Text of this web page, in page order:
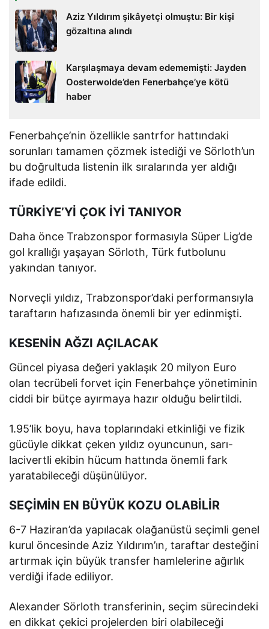
Aziz Yıldırım şikâyetçi olmuştu: Bir kişi
gözaltına alındı
Karşılaşmaya devam edememişti: Jayden
Oosterwolde’den Fenerbahçe’ye kötü
haber
Fenerbahçe’nin özellikle santrfor hattındaki
sorunları tamamen çözmek istediği ve Sörloth’un
bu doğrultuda listenin ilk sıralarında yer aldığı
ifade edildi.
TÜRKİYE’Yİ ÇOK İYİ TANIYOR
Daha önce Trabzonspor formasıyla Süper Lig’de
gol krallığı yaşayan Sörloth, Türk futbolunu
yakından tanıyor.
Norveçli yıldız, Trabzonspor’daki performansıyla
taraftarın hafızasında önemli bir yer edinmişti.
KESENİN AĞZI AÇILACAK
Güncel piyasa değeri yaklaşık 20 milyon Euro
olan tecrübeli forvet için Fenerbahçe yönetiminin
ciddi bir bütçe ayırmaya hazır olduğu belirtildi.
1.95’lik boyu, hava toplarındaki etkinliği ve fizik
gücüyle dikkat çeken yıldız oyuncunun, sarı-
lacivertli ekibin hücum hattında önemli fark
yaratabileceği düşünülüyor.
SEÇİMİN EN BÜYÜK KOZU OLABİLİR
6-7 Haziran’da yapılacak olağanüstü seçimli genel
kurul öncesinde Aziz Yıldırım’ın, taraftar desteğini
artırmak için büyük transfer hamlelerine ağırlık
verdiği ifade ediliyor.
Alexander Sörloth transferinin, seçim sürecindeki
en dikkat çekici projelerden biri olabileceği